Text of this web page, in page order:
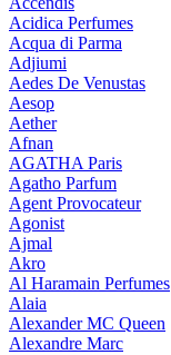
Acidica Perfumes
Acqua di Parma
Adjiumi
Aedes De Venustas
Aesop
Aether
Afnan
AGATHA Paris
Agatho Parfum
Agent Provocateur
Agonist
Ajmal
Akro
Al Haramain Perfumes
Alaia
Alexander MC Queen
Alexandre Marc